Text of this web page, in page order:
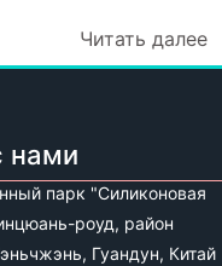
Читать далее
нами
парк "Силиконовая
роуд, район
Гуандун, Китай